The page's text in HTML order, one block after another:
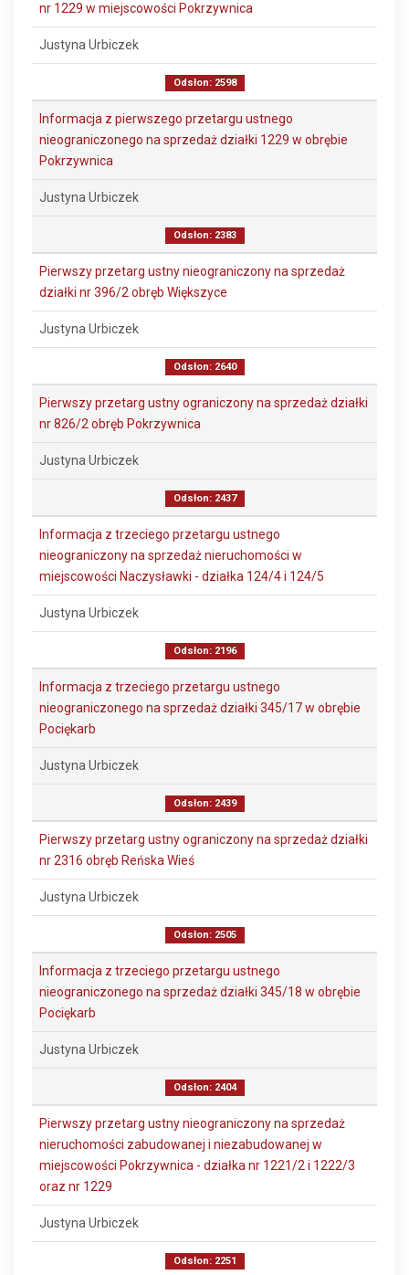
nr 1229 w miejscowości Pokrzywnica
Justyna Urbiczek
Odsłon: 2598
Informacja z pierwszego przetargu ustnego
nieograniczonego na sprzedaż działki 1229 w obrębie
Pokrzywnica
Justyna Urbiczek
Odsłon: 2383
Pierwszy przetarg ustny nieograniczony na sprzedaż
działki nr 396/2 obręb Większyce
Justyna Urbiczek
Odsłon: 2640
Pierwszy przetarg ustny ograniczony na sprzedaż działki
nr 826/2 obręb Pokrzywnica
Justyna Urbiczek
Odsłon: 2437
Informacja z trzeciego przetargu ustnego
nieograniczony na sprzedaż nieruchomości w
miejscowości Naczysławki - działka 124/4 i 124/5
Justyna Urbiczek
Odsłon: 2196
Informacja z trzeciego przetargu ustnego
nieograniczonego na sprzedaż działki 345/17 w obrębie
Pociękarb
Justyna Urbiczek
Odsłon: 2439
Pierwszy przetarg ustny ograniczony na sprzedaż działki
nr 2316 obręb Reńska Wieś
Justyna Urbiczek
Odsłon: 2505
Informacja z trzeciego przetargu ustnego
nieograniczonego na sprzedaż działki 345/18 w obrębie
Pociękarb
Justyna Urbiczek
Odsłon: 2404
Pierwszy przetarg ustny nieograniczony na sprzedaż
nieruchomości zabudowanej i niezabudowanej w
miejscowości Pokrzywnica - działka nr 1221/2 i 1222/3
oraz nr 1229
Justyna Urbiczek
Odsłon: 2251